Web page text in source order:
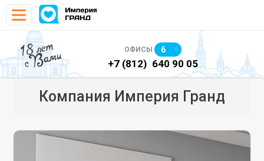
18 лет
с Вами ОФИСЫ 6
640 90 48 +7 (812) 640 90 05
Компания Империя Гранд